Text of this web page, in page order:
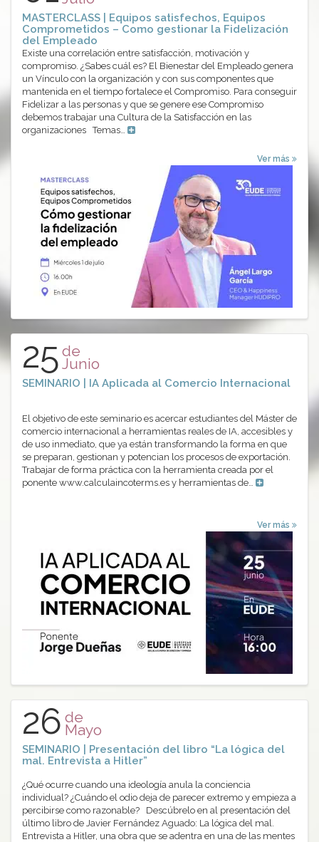
MASTERCLASS | Equipos satisfechos, Equipos
Comprometidos – Como gestionar la Fidelización
del Empleado
Existe una correlación entre satisfacción, motivación y
compromiso. ¿Sabes cuál es? El Bienestar del Empleado genera
un Vínculo con la organización y con sus componentes que
mantenida en el tiempo fortalece el Compromiso. Para conseguir
Fidelizar a las personas y que se genere ese Compromiso
debemos trabajar una Cultura de la Satisfacción en las
organizaciones Temas…
Ver más
25 de
Junio
SEMINARIO | IA Aplicada al Comercio Internacional
El objetivo de este seminario es acercar estudiantes del Máster de
comercio internacional a herramientas reales de IA, accesibles y
de uso inmediato, que ya están transformando la forma en que
se preparan, gestionan y potencian los procesos de exportación.
Trabajar de forma práctica con la herramienta creada por el
ponente www.calculaincoterms.es y herramientas de…
Ver más
26 de
Mayo
SEMINARIO | Presentación del libro “La lógica del
mal. Entrevista a Hitler”
¿Qué ocurre cuando una ideología anula la conciencia
individual? ¿Cuándo el odio deja de parecer extremo y empieza a
percibirse como razonable? Descúbrelo en al presentación del
último libro de Javier Fernández Aguado: La lógica del mal.
Entrevista a Hitler, una obra que se adentra en una de las mentes